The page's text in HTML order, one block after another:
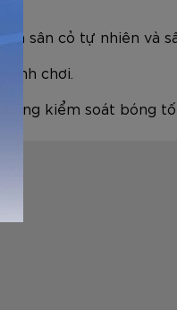
sân cỏ tự nhiên và
chơi.
kiểm soát bóng